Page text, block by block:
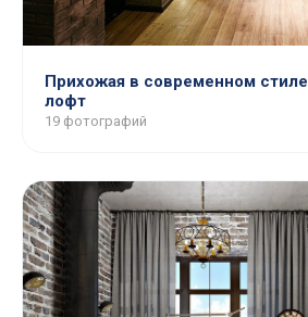
Прихожая в современном стиле
лофт
19 фотографий